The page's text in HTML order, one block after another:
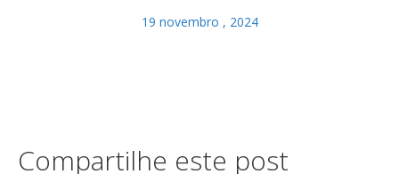
19 novembro , 2024
Compartilhe este post